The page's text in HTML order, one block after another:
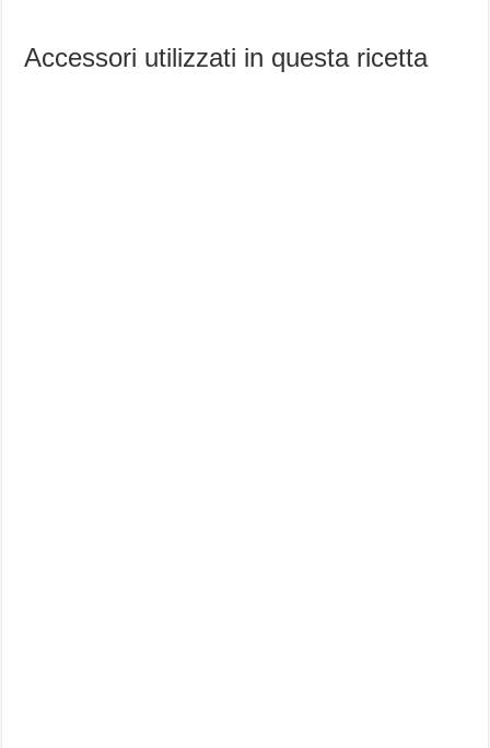
Accessori utilizzati in questa ricetta